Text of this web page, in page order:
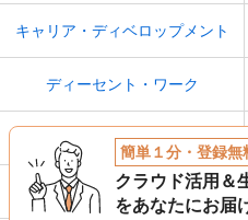
キャリア・ディベロップメント
ディーセント・ワーク
労働力人口
定年後再雇用
簡単１分・登録無
クラウド活用＆
をあなたにお届